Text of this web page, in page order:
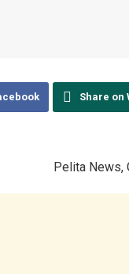
Share on
Pelita News,